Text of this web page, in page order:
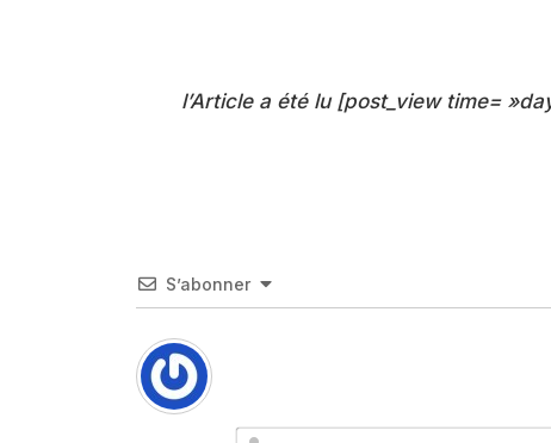
l’Article a été lu [post_view time=
S’abonner